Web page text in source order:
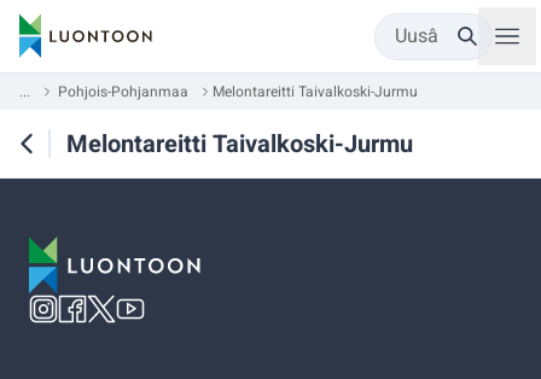
Uusâ
... Pohjois-Pohjanmaa Melontareitti Taivalkoski-Jurmu
Melontareitti Taivalkoski-Jurmu